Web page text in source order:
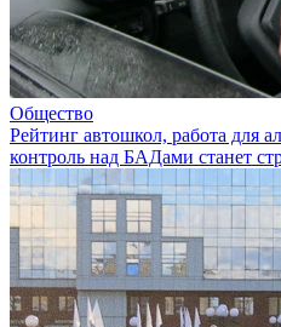
Общество
Рейтинг автошкол, работа для
контроль над БАДами станет